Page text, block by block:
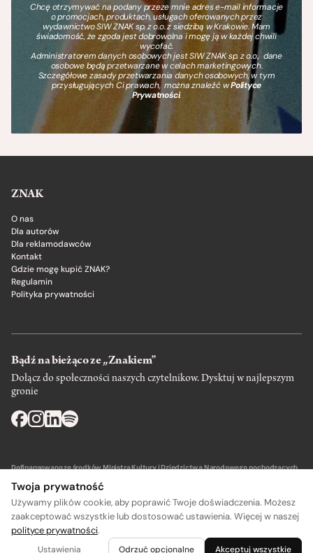
Chcę otrzymywać na podany przeze mnie adres e-mail informacje
o promocjach, produktach, usługach oferowanych przez
wydawnictwo SIW ZNAK sp. z o.o. z siedzibą w Krakowie. Mam
świadomość, że zgoda jest dobrowolna i mogę ją w każdej chwili
wycofać.
Administratorem danych osobowych jest SIW ZNAK sp. z o.o., dane
osobowe będą przetwarzane w celach marketingowych.
Szczegółowe zasady przetwarzania danych osobowych, w tym
przysługujących Ci prawach, można znaleźć wPolityce
Prywatności.
ZNAK
O nas
Dla autorów
Dla reklamodawców
Kontakt
Gdzie mogę kupić ZNAK?
Regulamin
Polityka prywatności
Bądź na bieżąco ze „Znakiem”
Dołącz do społeczności naszych czytelnikow. Dysktuj w najlepszym
gronie
Dofinansowano ze środków Ministra Kultury i Dziedzictwa Narodowego pochodzących
Wydawca: SIW Znak w Krakowie
Twoja prywatność
Używamy plików cookie, aby poprawić Twoje doświadczenia. Możesz
zaakceptować wszystkie lub dostosować ustawienia. Więcej w naszej
polityce prywatności.
Ustawienia Odrzuć opcjonalne Akceptuj wszystkie